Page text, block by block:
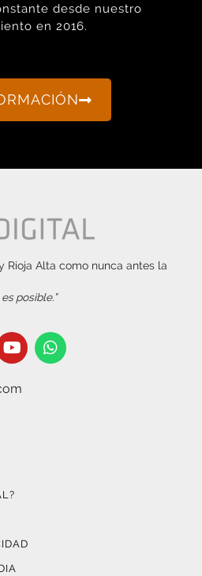
desde nuestro
en 2016.
Rioja Alta como nunca antes la
posible.”